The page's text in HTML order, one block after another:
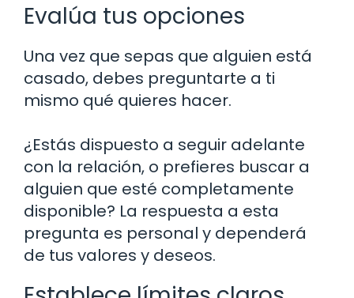
Evalúa tus opciones
Una vez que sepas que alguien está
casado, debes preguntarte a ti
mismo qué quieres hacer.
¿Estás dispuesto a seguir adelante
con la relación, o prefieres buscar a
alguien que esté completamente
disponible? La respuesta a esta
pregunta es personal y dependerá
de tus valores y deseos.